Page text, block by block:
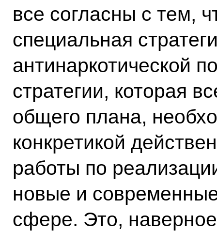
все согласны с тем,
специальная
антинаркотической
стратегии, которая
общего плана,
конкретикой
работы по
новые и
сфере. Это,